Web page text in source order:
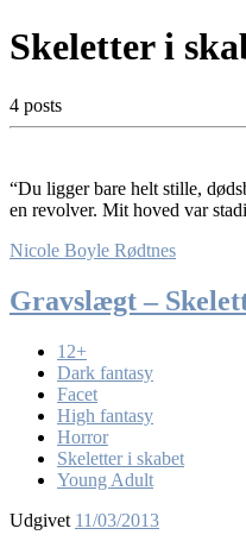
Skeletter i
4 posts
“Du ligger bare helt stille,
en revolver. Mit hoved var
Nicole Boyle Rødtnes
Gravslægt –
12+
Dark fantasy
Facet
High fantasy
Horror
Skeletter i skabet
Young Adult
Udgivet 11/03/2013